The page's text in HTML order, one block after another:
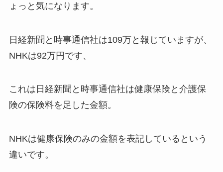
ょっと気になります。
日経新聞と時事通信社は109万と報じていますが、
NHKは92万円です、
これは日経新聞と時事通信社は健康保険と介護保
険の保険料を足した金額。
NHKは健康保険のみの金額を表記しているという
違いです。